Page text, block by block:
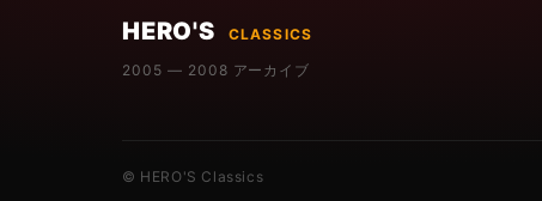
HERO'S
CLASSICS
2005 — 2008 アーカイブ
© HERO'S Classics